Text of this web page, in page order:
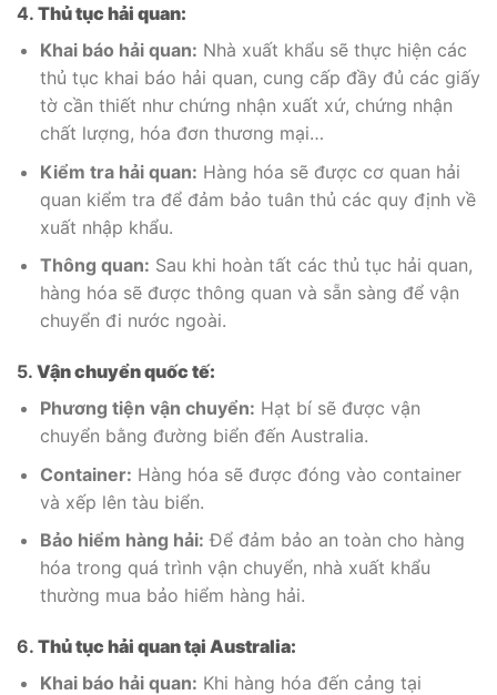
4. Thủ tục hải quan:
Khai báo hải quan: Nhà xuất khẩu sẽ thực hiện các
thủ tục khai báo hải quan, cung cấp đầy đủ các giấy
tờ cần thiết như chứng nhận xuất xứ, chứng nhận
chất lượng, hóa đơn thương mại…
Kiểm tra hải quan: Hàng hóa sẽ được cơ quan hải
quan kiểm tra để đảm bảo tuân thủ các quy định về
xuất nhập khẩu.
Thông quan: Sau khi hoàn tất các thủ tục hải quan,
hàng hóa sẽ được thông quan và sẵn sàng để vận
chuyển đi nước ngoài.
5. Vận chuyển quốc tế:
Phương tiện vận chuyển: Hạt bí sẽ được vận
chuyển bằng đường biển đến Australia.
Container: Hàng hóa sẽ được đóng vào container
và xếp lên tàu biển.
Bảo hiểm hàng hải: Để đảm bảo an toàn cho hàng
hóa trong quá trình vận chuyển, nhà xuất khẩu
thường mua bảo hiểm hàng hải.
6. Thủ tục hải quan tại Australia:
Khai báo hải quan: Khi hàng hóa đến cảng tại